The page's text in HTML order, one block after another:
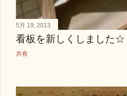
5月 19, 2013
看板を新しくしました☆
共有